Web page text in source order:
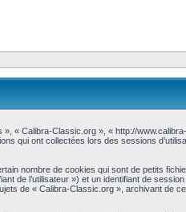
« Calibra-Classic.org », « http://
qui ont collectées lors des sessions
nombre de cookies qui sont de petits
de l’utilisateur ») et un identifiant de
de « Calibra-Classic.org », archivant de